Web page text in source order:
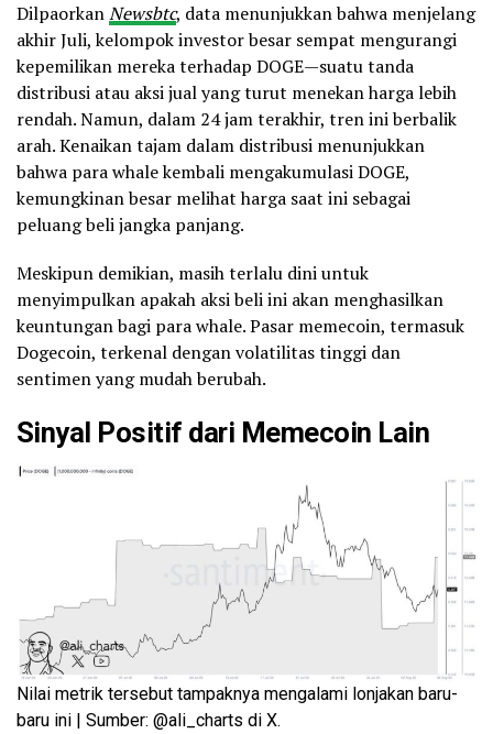
DilpaorkanNewsbtc, data menunjukkan bahwa menjelang
akhir Juli, kelompok investor besar sempat mengurangi
kepemilikan mereka terhadap DOGE—suatu tanda
distribusi atau aksi jual yang turut menekan harga lebih
rendah. Namun, dalam 24 jam terakhir, tren ini berbalik
arah. Kenaikan tajam dalam distribusi menunjukkan
bahwa para whale kembali mengakumulasi DOGE,
kemungkinan besar melihat harga saat ini sebagai
peluang beli jangka panjang.
Meskipun demikian, masih terlalu dini untuk
menyimpulkan apakah aksi beli ini akan menghasilkan
keuntungan bagi para whale. Pasar memecoin, termasuk
Dogecoin, terkenal dengan volatilitas tinggi dan
sentimen yang mudah berubah.
Sinyal Positif dari Memecoin Lain
Nilai metrik tersebut tampaknya mengalami lonjakan baru-
baru ini | Sumber: @ali_charts di X.